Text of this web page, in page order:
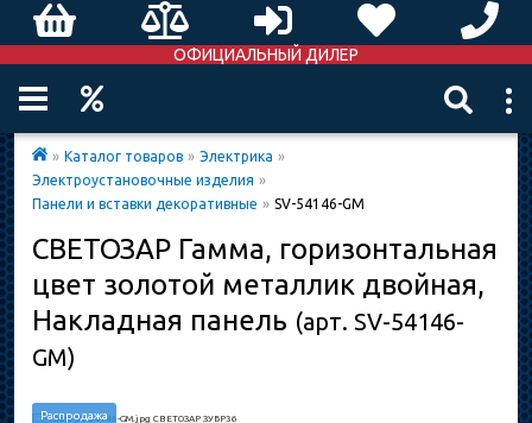
ОФИЦИАЛЬНЫЙ ДИЛЕР
» Каталог товаров » Электрика »
Электроустановочные изделия »
Панели и вставки декоративные » SV-54146-GM
СВЕТОЗАР Гамма, горизонтальная
цвет золотой металлик двойная,
Накладная панель (арт. SV-54146-
GM)
Распродажа